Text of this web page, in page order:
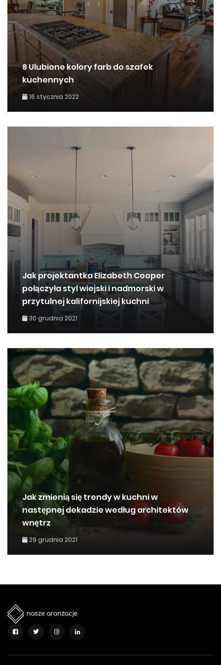
8 Ulubione kolory farb do szafek
kuchennych
16 stycznia 2022
Jak projektantka Elizabeth Cooper
połączyła styl wiejski i nadmorski w
przytulnej kalifornijskiej kuchni
30 grudnia 2021
Jak zmienią się trendy w kuchni w
następnej dekadzie według architektów
wnętrz
29 grudnia 2021